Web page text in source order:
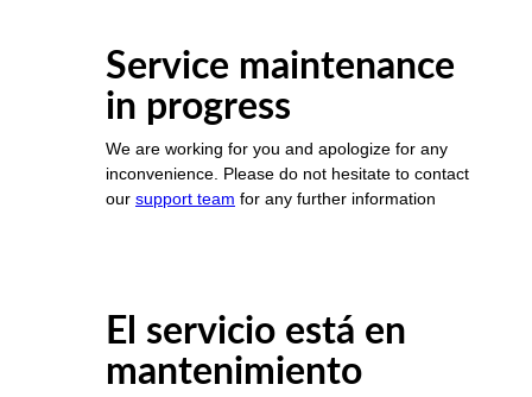
Service maintenance
in progress
We are working for you and apologize for any
inconvenience. Please do not hesitate to contact
our support team for any further information
El servicio está en
mantenimiento